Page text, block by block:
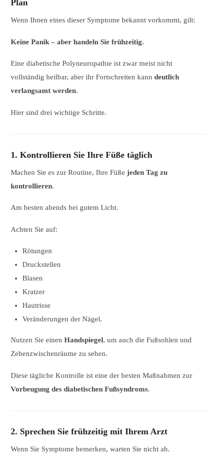
Plan
Wenn Ihnen eines dieser Symptome bekannt vorkommt, gilt:
Keine Panik – aber handeln Sie frühzeitig.
Eine diabetische Polyneuropathie ist zwar meist nicht
vollständig heilbar, aber ihr Fortschreiten kanndeutlich
verlangsamt werden.
Hier sind drei wichtige Schritte.
1. Kontrollieren Sie Ihre Füße täglich
Machen Sie es zur Routine, Ihre Füßejeden Tag zu
kontrollieren.
Am besten abends bei gutem Licht.
Achten Sie auf:
Rötungen
Druckstellen
Blasen
Kratzer
Hautrisse
Veränderungen der Nägel.
Nutzen Sie einenHandspiegel, um auch die Fußsohlen und
Zehenzwischenräume zu sehen.
Diese tägliche Kontrolle ist eine der besten Maßnahmen zur
Vorbeugung des diabetischen Fußsyndroms.
2. Sprechen Sie frühzeitig mit Ihrem Arzt
Wenn Sie Symptome bemerken, warten Sie nicht ab.